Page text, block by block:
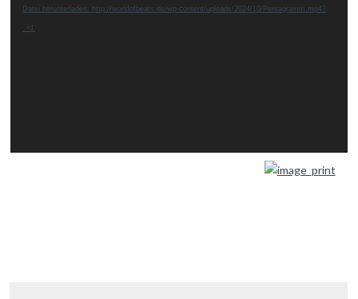
Datei herunterladen: http://worldofbeats.de/wp-content/uploads/2024/10/Pentagramm.mp4?
_=1